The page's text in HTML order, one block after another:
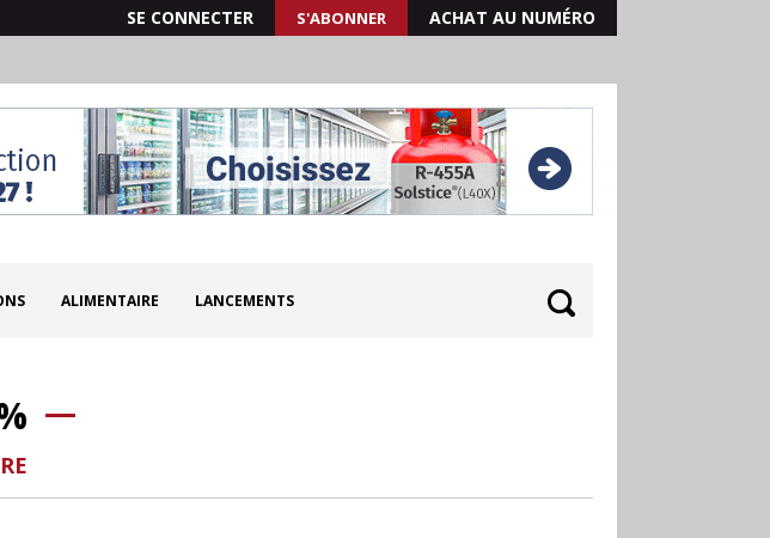
SE CONNECTER S'ABONNER ACHAT AU NUMÉRO
ALIMENTAIRE LANCEMENTS